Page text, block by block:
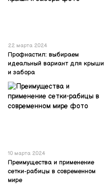
22 марта 2024
Профнастил: выбираем
идеальный вариант для крыши
и забора
10 марта 2024
Преимущества и применение
сетки-рабицы в современном
мире